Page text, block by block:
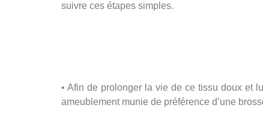
suivre ces étapes simples.
• Afin de prolonger la vie de ce tissu doux et
ameublement munie de préférence d’une